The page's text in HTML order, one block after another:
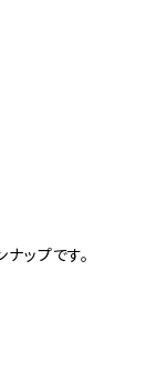
ップです。